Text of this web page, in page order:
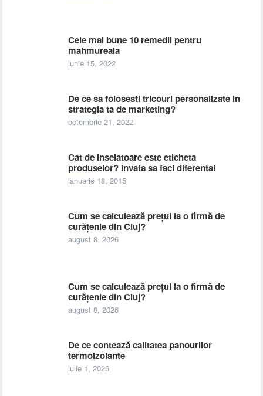
Cele mai bune 10 remedii pentru
mahmureala
iunie 15, 2022
De ce sa folosesti tricouri personalizate in
strategia ta de marketing?
octombrie 21, 2022
Cat de inselatoare este eticheta
produselor? Invata sa faci diferenta!
ianuarie 18, 2015
Cum se calculează prețul la o firmă de
curățenie din Cluj?
august 8, 2026
Cum se calculează prețul la o firmă de
curățenie din Cluj?
august 8, 2026
De ce contează calitatea panourilor
termoizolante
iulie 1, 2026